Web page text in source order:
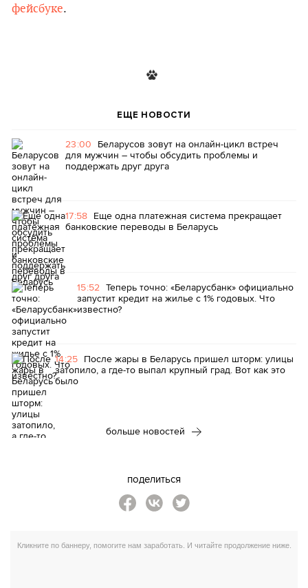
фейсбуке.
ЕЩЕ НОВОСТИ
23:00 Беларусов зовут на онлайн-цикл встреч
для мужчин – чтобы обсудить проблемы и
поддержать друг друга
17:58 Еще одна платежная система прекращает
банковские переводы в Беларусь
15:52 Теперь точно: «Беларусбанк» официально
запустит кредит на жилье с 1% годовых. Что
известно?
14:25 После жары в Беларусь пришел шторм: улицы
затопило, а где-то выпал крупный град. Вот как это
было
больше новостей
поделиться